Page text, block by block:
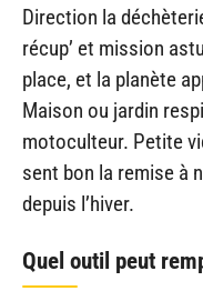
Direction la
récup’ et mission
place, et la planète
Maison ou jardin
motoculteur. Petite
sent bon la remise à
depuis l’hiver.
Quel outil peut